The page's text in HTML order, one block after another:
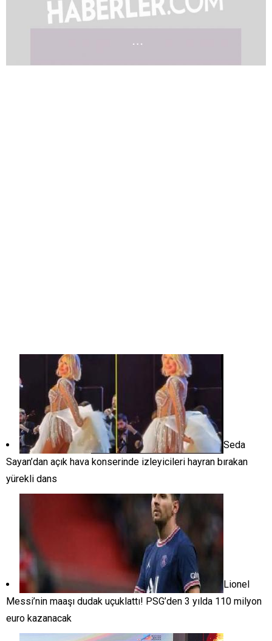
Seda
Sayan’dan açık hava konserinde izleyicileri hayran bırakan
yürekli dans
Lionel
Messi’nin maaşı dudak uçuklattı! PSG’den 3 yılda 110 milyon
euro kazanacak